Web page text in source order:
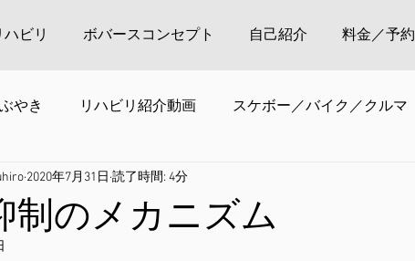
ビリ ボバースコンセプト 自己紹介 料金／予約
やき リハビリ紹介動画 スケボー／バイク／クルマ
制のメカニズム
2020年7月31日 読了時間: 4分